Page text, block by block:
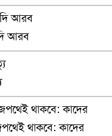
নিহত ১
আরব
থাকবে: কাদের